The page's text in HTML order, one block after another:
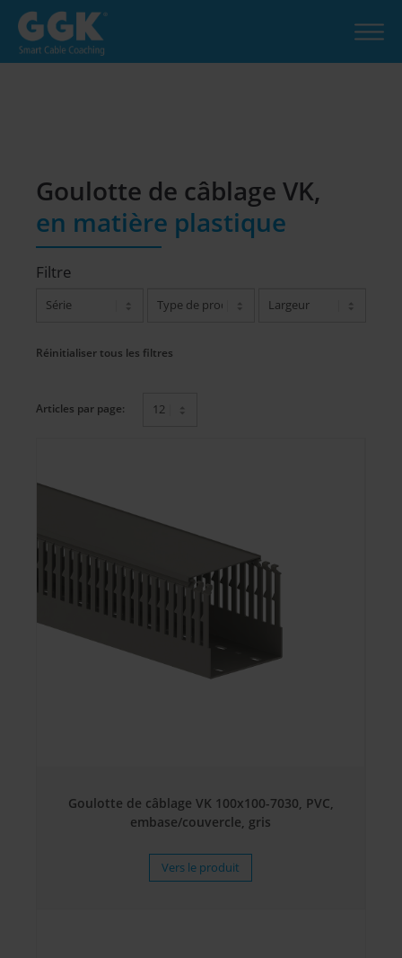
Goulotte de câblage VK,
en matière plastique
Filtre
Réinitialiser tous les filtres
Articles par page:
Goulotte de câblage VK 100x100-7030, PVC,
embase/couvercle, gris
Vers le produit